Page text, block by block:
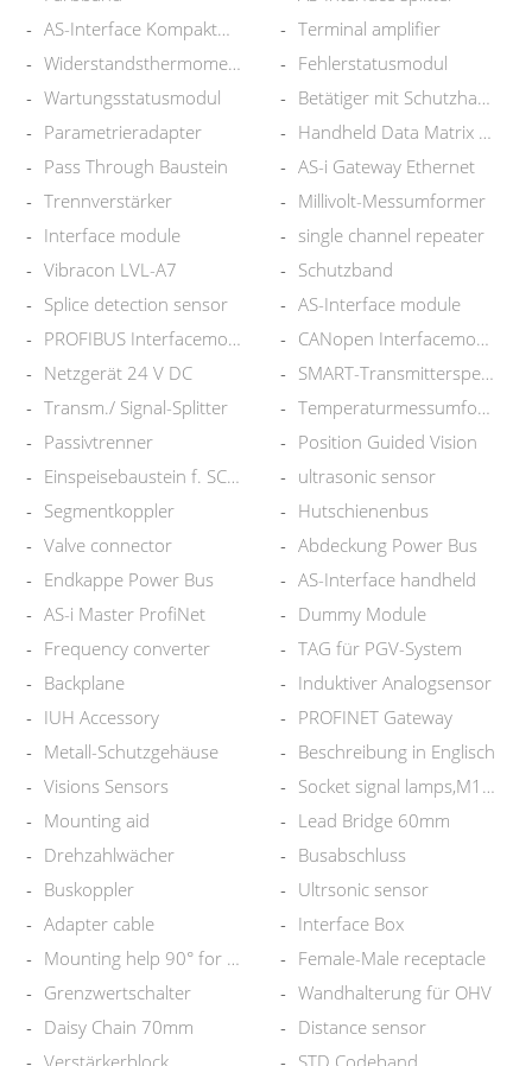
AS-Interface Kompaktmodul
Terminal amplifier
Widerstandsthermometer
Fehlerstatusmodul
Wartungsstatusmodul
Betätiger mit Schutzhaube
Parametrieradapter
Handheld Data Matrix Reader
Pass Through Baustein
AS-i Gateway Ethernet
Trennverstärker
Millivolt-Messumformer
Interface module
single channel repeater
Vibracon LVL-A7
Schutzband
Splice detection sensor
AS-Interface module
PROFIBUS Interfacemodul
CANopen Interfacemodul
Netzgerät 24 V DC
SMART-Transmitterspeisegerät
Transm./ Signal-Splitter
Temperaturmessumformer
Passivtrenner
Position Guided Vision
Einspeisebaustein f. SC-System
ultrasonic sensor
Segmentkoppler
Hutschienenbus
Valve connector
Abdeckung Power Bus
Endkappe Power Bus
AS-Interface handheld
AS-i Master ProfiNet
Dummy Module
Frequency converter
TAG für PGV-System
Backplane
Induktiver Analogsensor
IUH Accessory
PROFINET Gateway
Metall-Schutzgehäuse
Beschreibung in Englisch
Visions Sensors
Socket signal lamps,M12pigtail
Mounting aid
Lead Bridge 60mm
Drehzahlwächer
Busabschluss
Buskoppler
Ultrsonic sensor
Adapter cable
Interface Box
Mounting help 90° for lamps
Female-Male receptacle
Grenzwertschalter
Wandhalterung für OHV
Daisy Chain 70mm
Distance sensor